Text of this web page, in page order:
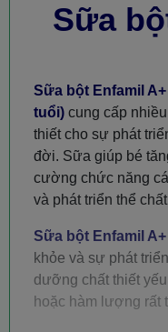
Sữa
Sữa bột Enfamil
tuổi) cung cấp
thiết cho sự phát
đời. Sữa giúp bé
cường chức năng
và phát triển thể
Sữa bột Enfamil A+
khỏe và sự phát
dưỡng chất thiết
hoặc hàm lượng rất